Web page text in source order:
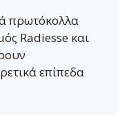
πρωτόκολλα
Radiesse και
επίπεδα